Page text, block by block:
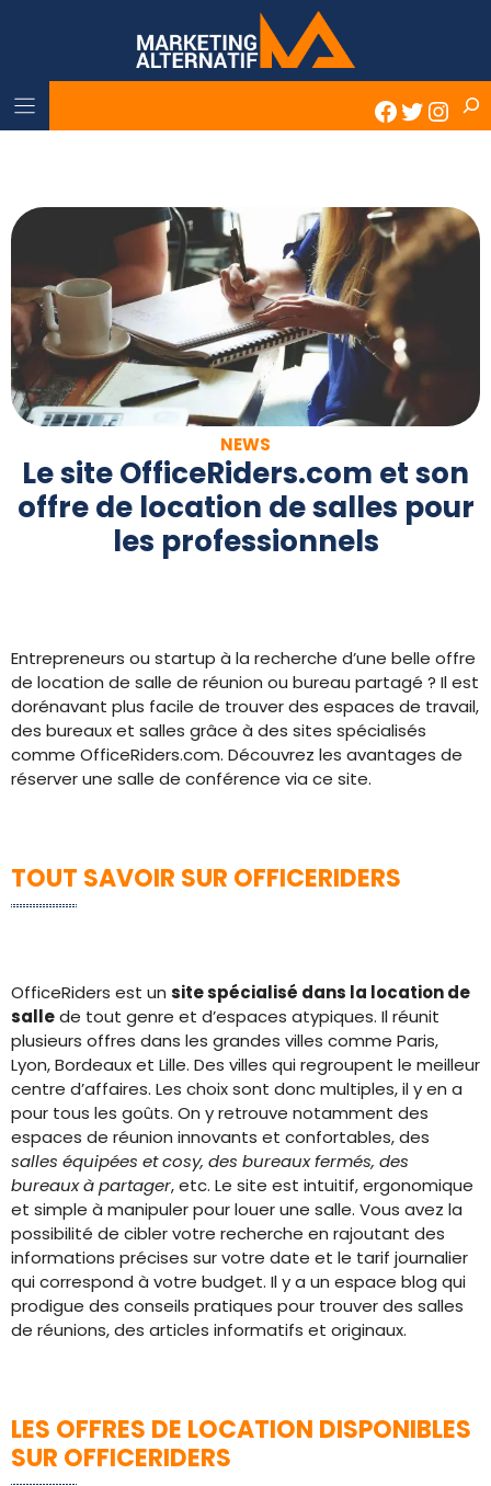
Twitter
NEWS
Le site OfficeRiders.com et son
offre de location de salles pour
les professionnels
Entrepreneurs ou startup à la recherche d’une belle offre
de location de salle de réunion ou bureau partagé ? Il est
dorénavant plus facile de trouver des espaces de travail,
des bureaux et salles grâce à des sites spécialisés
comme OfficeRiders.com. Découvrez les avantages de
réserver une salle de conférence via ce site.
TOUT SAVOIR SUR OFFICERIDERS
OfficeRiders est un site spécialisé dans la location de
sallede tout genre et d’espaces atypiques. Il réunit
plusieurs offres dans les grandes villes comme Paris,
Lyon, Bordeaux et Lille. Des villes qui regroupent le meilleur
centre d’affaires. Les choix sont donc multiples, il y en a
pour tous les goûts. On y retrouve notamment des
espaces de réunion innovants et confortables, des
salles équipées et cosy, des bureaux fermés, des
bureaux à partager, etc. Le site est intuitif, ergonomique
et simple à manipuler pour louer une salle. Vous avez la
possibilité de cibler votre recherche en rajoutant des
informations précises sur votre date et le tarif journalier
qui correspond à votre budget. Il y a un espace blog qui
prodigue des conseils pratiques pour trouver des salles
de réunions, des articles informatifs et originaux.
LES OFFRES DE LOCATION DISPONIBLES
SUR OFFICERIDERS